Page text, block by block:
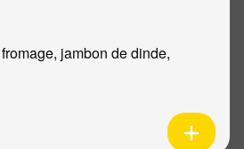
jambon de dinde,